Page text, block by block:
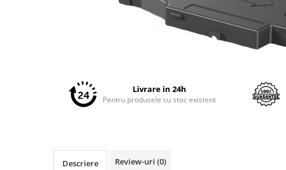
Cartuse compatibile
Drum unit compatibile
Accesorii imprimante 3D
Facebook
Livrare in 24h
Pentru produsele cu stoc existent
Descriere Review-uri (0)